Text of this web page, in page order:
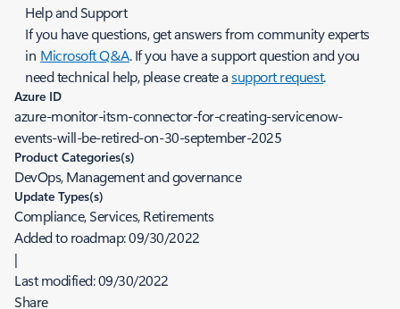
Help and Support
If you have questions, get answers from community experts
in Microsoft Q&A. If you have a support question and you
need technical help, please create asupport request.
Azure ID
azure-monitor-itsm-connector-for-creating-servicenow-
events-will-be-retired-on-30-september-2025
Product Categories(s)
DevOps, Management and governance
Update Types(s)
Compliance, Services, Retirements
Added to roadmap:09/30/2022
|
Last modified:09/30/2022
Share